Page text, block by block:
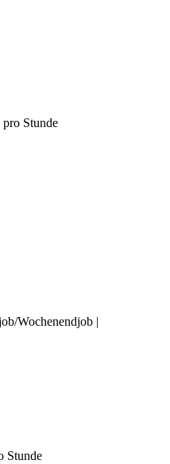
Stunde
Wochenendjob |
Stunde